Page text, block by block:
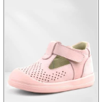
%42İndirim
Ücretsiz
Kargo
Tükeniyor